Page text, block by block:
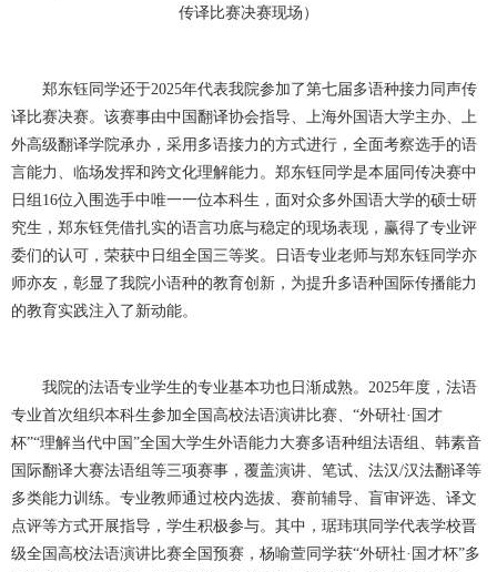
传译比赛决赛现场）
郑东钰同学还于2025年代表我院参加了第七届多语种接力同声传
译比赛决赛。该赛事由中国翻译协会指导、上海外国语大学主办、上
外高级翻译学院承办，采用多语接力的方式进行，全面考察选手的语
言能力、临场发挥和跨文化理解能力。郑东钰同学是本届同传决赛中
日组16位入围选手中唯一一位本科生，面对众多外国语大学的硕士研
究生，郑东钰凭借扎实的语言功底与稳定的现场表现，赢得了专业评
委们的认可，荣获中日组全国三等奖。日语专业老师与郑东钰同学亦
师亦友，彰显了我院小语种的教育创新，为提升多语种国际传播能力
的教育实践注入了新动能。
我院的法语专业学生的专业基本功也日渐成熟。2025年度，法语
专业首次组织本科生参加全国高校法语演讲比赛、“外研社·国才
杯”“理解当代中国”全国大学生外语能力大赛多语种组法语组、韩素音
国际翻译大赛法语组等三项赛事，覆盖演讲、笔试、法汉/汉法翻译等
多类能力训练。专业教师通过校内选拔、赛前辅导、盲审评选、译文
点评等方式开展指导，学生积极参与。其中，琚玮琪同学代表学校晋
级全国高校法语演讲比赛全国预赛，杨喻萱同学获“外研社·国才杯”多